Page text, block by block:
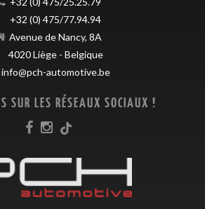
+32 (0) 475/77.94.94
Avenue de Nancy, 8A
4020Liège- Belgique
info@pch-automotive.be
SUR LES RÉSEAUX SOCIAUX !